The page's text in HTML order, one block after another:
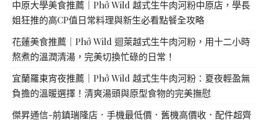
中原大學美食推薦｜Phở Wild 越式生牛肉河粉中原店，學長
姐狂推的高CP值日常料理與新生必看點餐全攻略
花蓮美食推薦｜Phở Wild 迴萊越式生牛肉河粉，用十二小時
熬煮的溫潤清湯，完美切換忙碌的日常！
宜蘭羅東宵夜推薦｜Phở Wild 越式生牛肉河粉：夏夜輕盈無
負擔的溫暖選擇！清爽湯頭與原型食物的完美撫慰
傑昇通信-前鎮瑞隆店．手機最低價．舊機高價收．配件超齊